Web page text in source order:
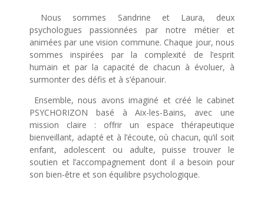
Nous sommes Sandrine et Laura, deux
psychologues passionnées par notre métier et
animées par une vision commune. Chaque jour, nous
sommes inspirées par la complexité de l’esprit
humain et par la capacité de chacun à évoluer, à
surmonter des défis et à s’épanouir.
Ensemble, nous avons imaginé et créé le cabinet
PSYCHORIZON basé à Aix-les-Bains, avec une
mission claire : offrir un espace thérapeutique
bienveillant, adapté et à l’écoute, où chacun, qu’il soit
enfant, adolescent ou adulte, puisse trouver le
soutien et l’accompagnement dont il a besoin pour
son bien-être et son équilibre psychologique.